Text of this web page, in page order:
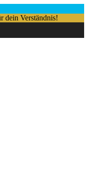
dein Verständnis!